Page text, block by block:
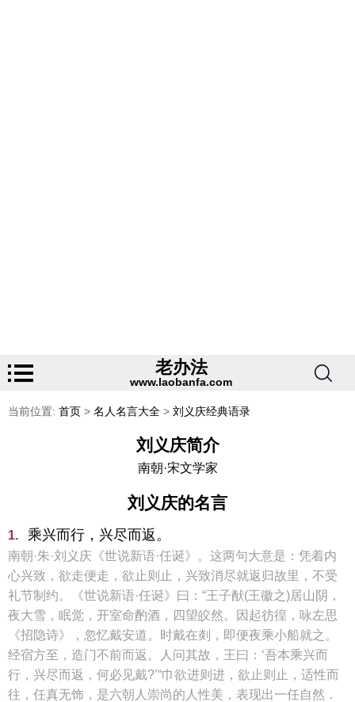
老办法
www.laobanfa.com
当前位置: 首页 > 名人名言大全 > 刘义庆经典语录
刘义庆简介
南朝·宋文学家
刘义庆的名言
1. 乘兴而行，兴尽而返。
南朝·朱·刘义庆《世说新语·任诞》。这两句大意是：凭着内
心兴致，欲走便走，欲止则止，兴致消尽就返归故里，不受
礼节制约。《世说新语·任诞》曰：“王子猷(王徽之)居山阴，
夜大雪，眠觉，开室命酌酒，四望皎然。因起彷徨，咏左思
《招隐诗》，忽忆戴安道。时戴在剡，即便夜乘小船就之。
经宿方至，造门不前而返。人问其故，王曰：‘吾本乘兴而
行，兴尽而返，何必见戴?’“巾欲进则进，欲止则止，适性而
往，任真无饰，是六朝人崇尚的人性美，表现出一任自然．